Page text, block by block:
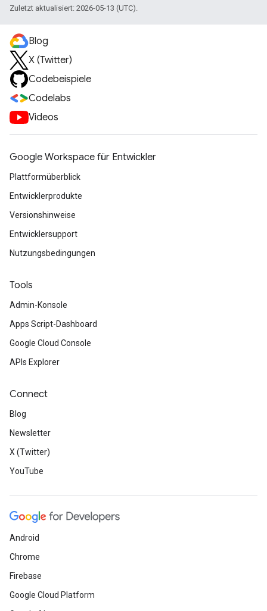
Zuletzt aktualisiert: 2026-05-13 (UTC).
Blog
X (Twitter)
Codebeispiele
Codelabs
Videos
Google Workspace für Entwickler
Plattformüberblick
Entwicklerprodukte
Versionshinweise
Entwicklersupport
Nutzungsbedingungen
Tools
Admin-Konsole
Apps Script-Dashboard
Google Cloud Console
APIs Explorer
Connect
Blog
Newsletter
X (Twitter)
YouTube
Android
Chrome
Firebase
Google Cloud Platform